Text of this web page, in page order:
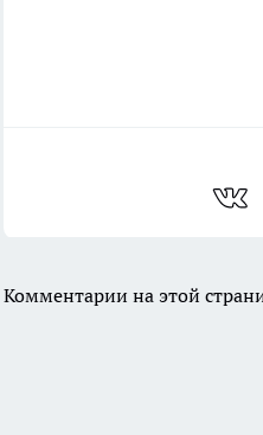
Комментарии на этой